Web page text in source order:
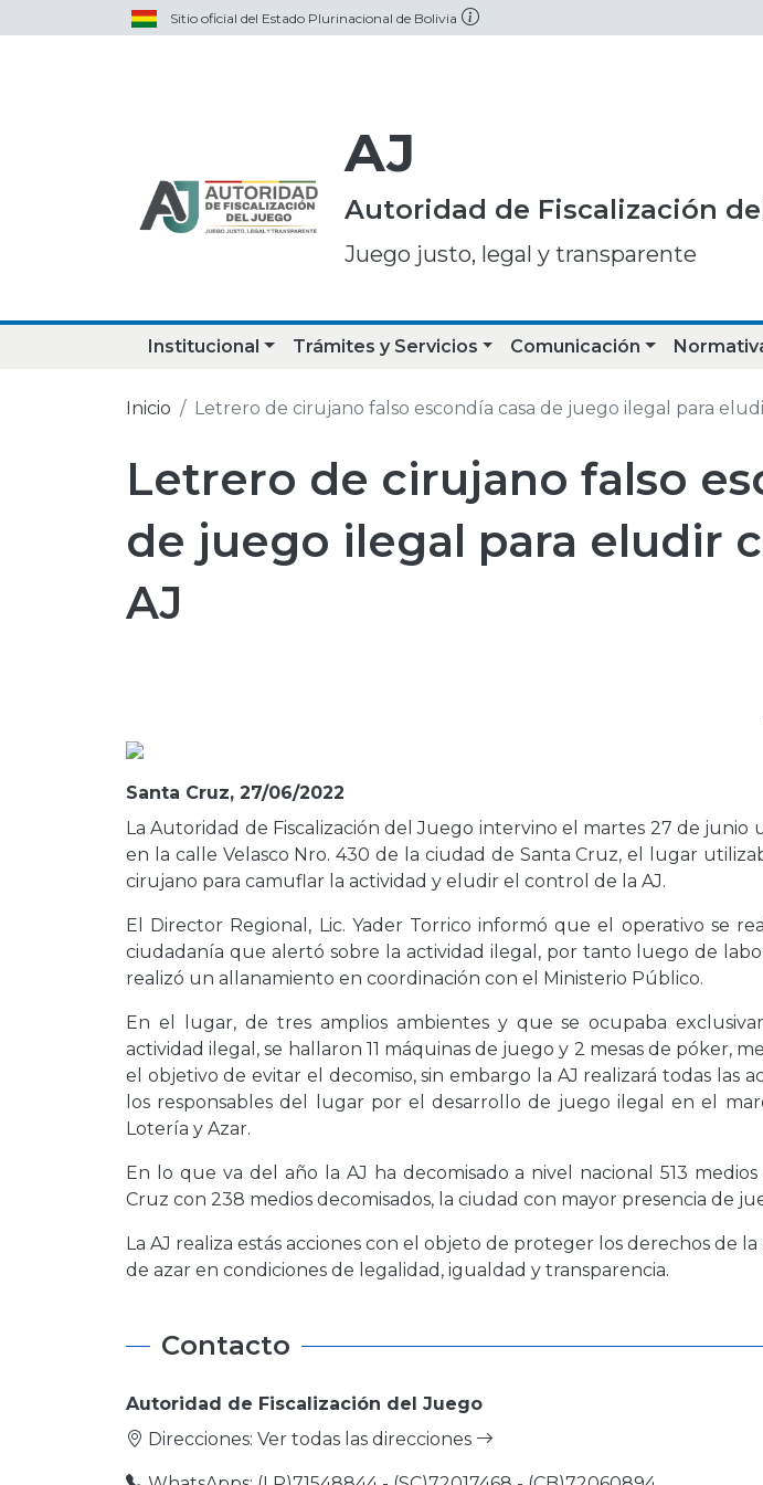
Sitio oficial del Estado Plurinacional de Bolivia
AJ
Autoridad de Fiscalización
Juego justo, legal y transparente
Institucional Trámites y Servicios Comunicación
Inicio Letrero de cirujano falso escondía casa de juego ilegal para
Letrero de cirujano falso
de juego ilegal para eludir
AJ
Santa Cruz, 27/06/2022
La Autoridad de Fiscalización del Juego intervino el martes 27 de junio
en la calle Velasco Nro. 430 de la ciudad de Santa Cruz, el lugar
cirujano para camuflar la actividad y eludir el control de la AJ.
El Director Regional, Lic. Yader Torrico informó que el operativo se
ciudadanía que alertó sobre la actividad ilegal, por tanto luego de
realizó un allanamiento en coordinación con el Ministerio Público.
En el lugar, de tres amplios ambientes y que se ocupaba
actividad ilegal, se hallaron 11 máquinas de juego y 2 mesas de póker,
el objetivo de evitar el decomiso, sin embargo la AJ realizará todas las
los responsables del lugar por el desarrollo de juego ilegal en el
Lotería y Azar.
En lo que va del año la AJ ha decomisado a nivel nacional 513
Cruz con 238 medios decomisados, la ciudad con mayor presencia de
La AJ realiza estás acciones con el objeto de proteger los derechos de
de azar en condiciones de legalidad, igualdad y transparencia.
Contacto
Autoridad de Fiscalización del Juego
Direcciones: Ver todas las direcciones